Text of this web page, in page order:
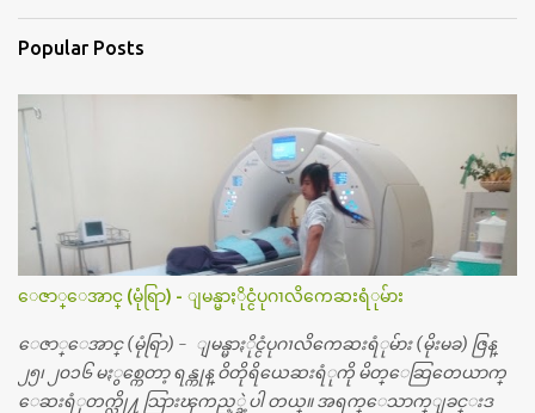
Popular Posts
ေဇာ္ေအာင္ (မုံရြာ) - ျမန္မာႏိုင္ငံပုဂၢလိကေဆးရံုမ်ား
ေဇာ္ေအာင္ (မုံရြာ) - ျမန္မာႏိုင္ငံပုဂၢလိကေဆးရံုမ်ား (မိုးမခ) ဇြန္
၂၅၊ ၂၀၁၆ မႏွစ္ကေတာ့ ရန္ကုန္ ဝိတိုရိယေဆးရံုကို မိတ္ေဆြတေယာက္
ေဆးရံုတက္လို႔ သြားၾကည့္ခဲ့ပါ တယ္။ အရက္ေသာက္ျခင္းဒ